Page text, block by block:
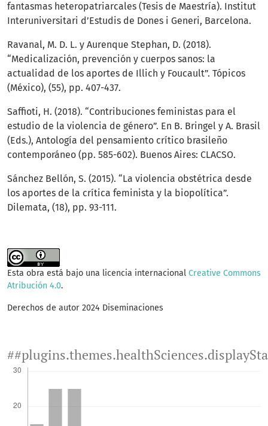
fantasmas heteropatriarcales (Tesis de Maestría). Institut
Interuniversitari d’Estudis de Dones i Generi, Barcelona.
Ravanal, M. D. L. y Aurenque Stephan, D. (2018).
“Medicalización, prevención y cuerpos sanos: la
actualidad de los aportes de Illich y Foucault”. Tópicos
(México), (55), pp. 407-437.
Saffioti, H. (2018). “Contribuciones feministas para el
estudio de la violencia de género”. En B. Bringel y A. Brasil
(Eds.), Antología del pensamiento crítico brasileño
contemporáneo (pp. 585-602). Buenos Aires: CLACSO.
Sánchez Bellón, S. (2015). “La violencia obstétrica desde
los aportes de la crítica feminista y la biopolítica”.
Dilemata, (18), pp. 93-111.
Esta obra está bajo una licencia internacional Creative Commons
Atribución 4.0.
Derechos de autor 2024 Diseminaciones